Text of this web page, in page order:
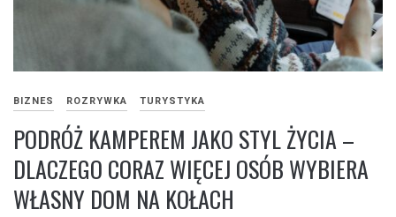
BIZNES ROZRYWKA TURYSTYKA
PODRÓŻ KAMPEREM JAKO STYL ŻYCIA –
DLACZEGO CORAZ WIĘCEJ OSÓB WYBIERA
WŁASNY DOM NA KOŁACH